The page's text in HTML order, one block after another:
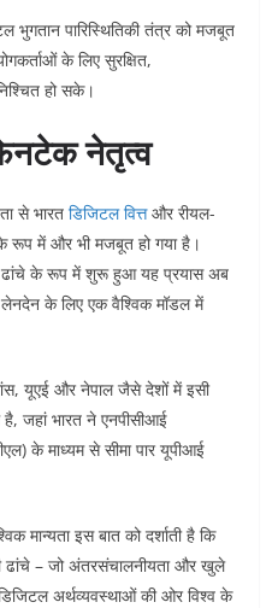
भुगतान पारिस्थितिकी तंत्र को मजबूत
के लिए सुरक्षित,
हो सके।
नेतृत्व
से भारत डिजिटल वित्तऔर रीयल-
रूप में और भी मजबूत हो गया है।
के रूप में शुरू हुआ यह प्रयास अब
के लिए एक वैश्विक मॉडल में
यूएई और नेपाल जैसे देशों में इसी
है, जहां भारत ने एनपीसीआई
के माध्यम से सीमा पार यूपीआई
मान्यता इस बात को दर्शाती है कि
ढांचे – जो अंतरसंचालनीयता और खुले
डिजिटल अर्थव्यवस्थाओं की ओर विश्व के